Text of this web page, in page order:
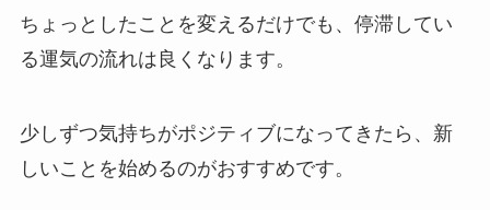
ちょっとしたことを変えるだけでも、停滞してい
る運気の流れは良くなります。
少しずつ気持ちがポジティブになってきたら、新
しいことを始めるのがおすすめです。